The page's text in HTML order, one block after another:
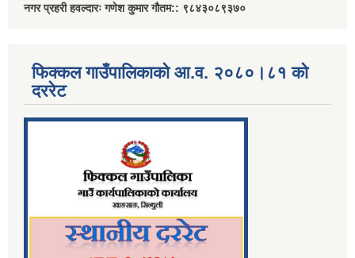
नगर प्रहरी हवल्दारः गणेश कुमार गौतम:: ९८४३०८९३७०
फिक्कल गाउँपालिकाको आ.व. २०८०।८१ को
दररेट